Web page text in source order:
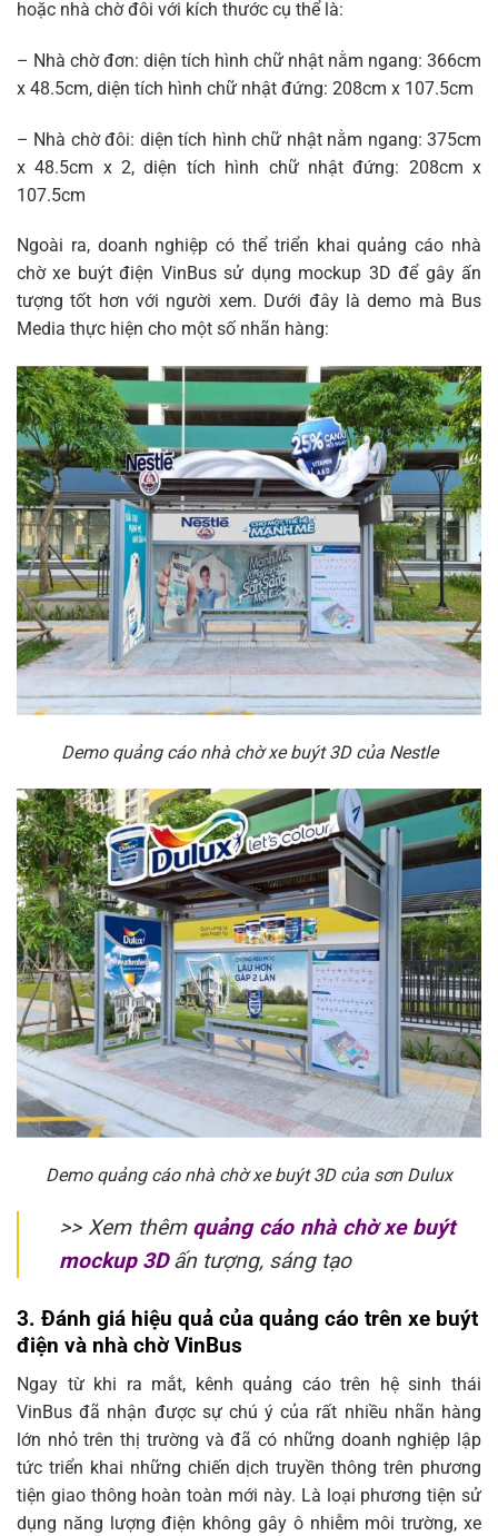
hoặc nhà chờ đôi với kích thước cụ thể là:
– Nhà chờ đơn: diện tích hình chữ nhật nằm ngang: 366cm
x 48.5cm, diện tích hình chữ nhật đứng: 208cm x 107.5cm
– Nhà chờ đôi: diện tích hình chữ nhật nằm ngang: 375cm
x 48.5cm x 2, diện tích hình chữ nhật đứng: 208cm x
107.5cm
Ngoài ra, doanh nghiệp có thể triển khai quảng cáo nhà
chờ xe buýt điện VinBus sử dụng mockup 3D để gây ấn
tượng tốt hơn với người xem. Dưới đây là demo mà Bus
Media thực hiện cho một số nhãn hàng:
Demo quảng cáo nhà chờ xe buýt 3D của Nestle
Demo quảng cáo nhà chờ xe buýt 3D của sơn Dulux
>> Xem thêm quảng cáo nhà chờ xe buýt
mockup 3Dấn tượng, sáng tạo
3. Đánh giá hiệu quả của quảng cáo trên xe buýt
điện và nhà chờ VinBus
Ngay từ khi ra mắt, kênh quảng cáo trên hệ sinh thái
VinBus đã nhận được sự chú ý của rất nhiều nhãn hàng
lớn nhỏ trên thị trường và đã có những doanh nghiệp lập
tức triển khai những chiến dịch truyền thông trên phương
tiện giao thông hoàn toàn mới này. Là loại phương tiện sử
dụng năng lượng điện không gây ô nhiễm môi trường, xe